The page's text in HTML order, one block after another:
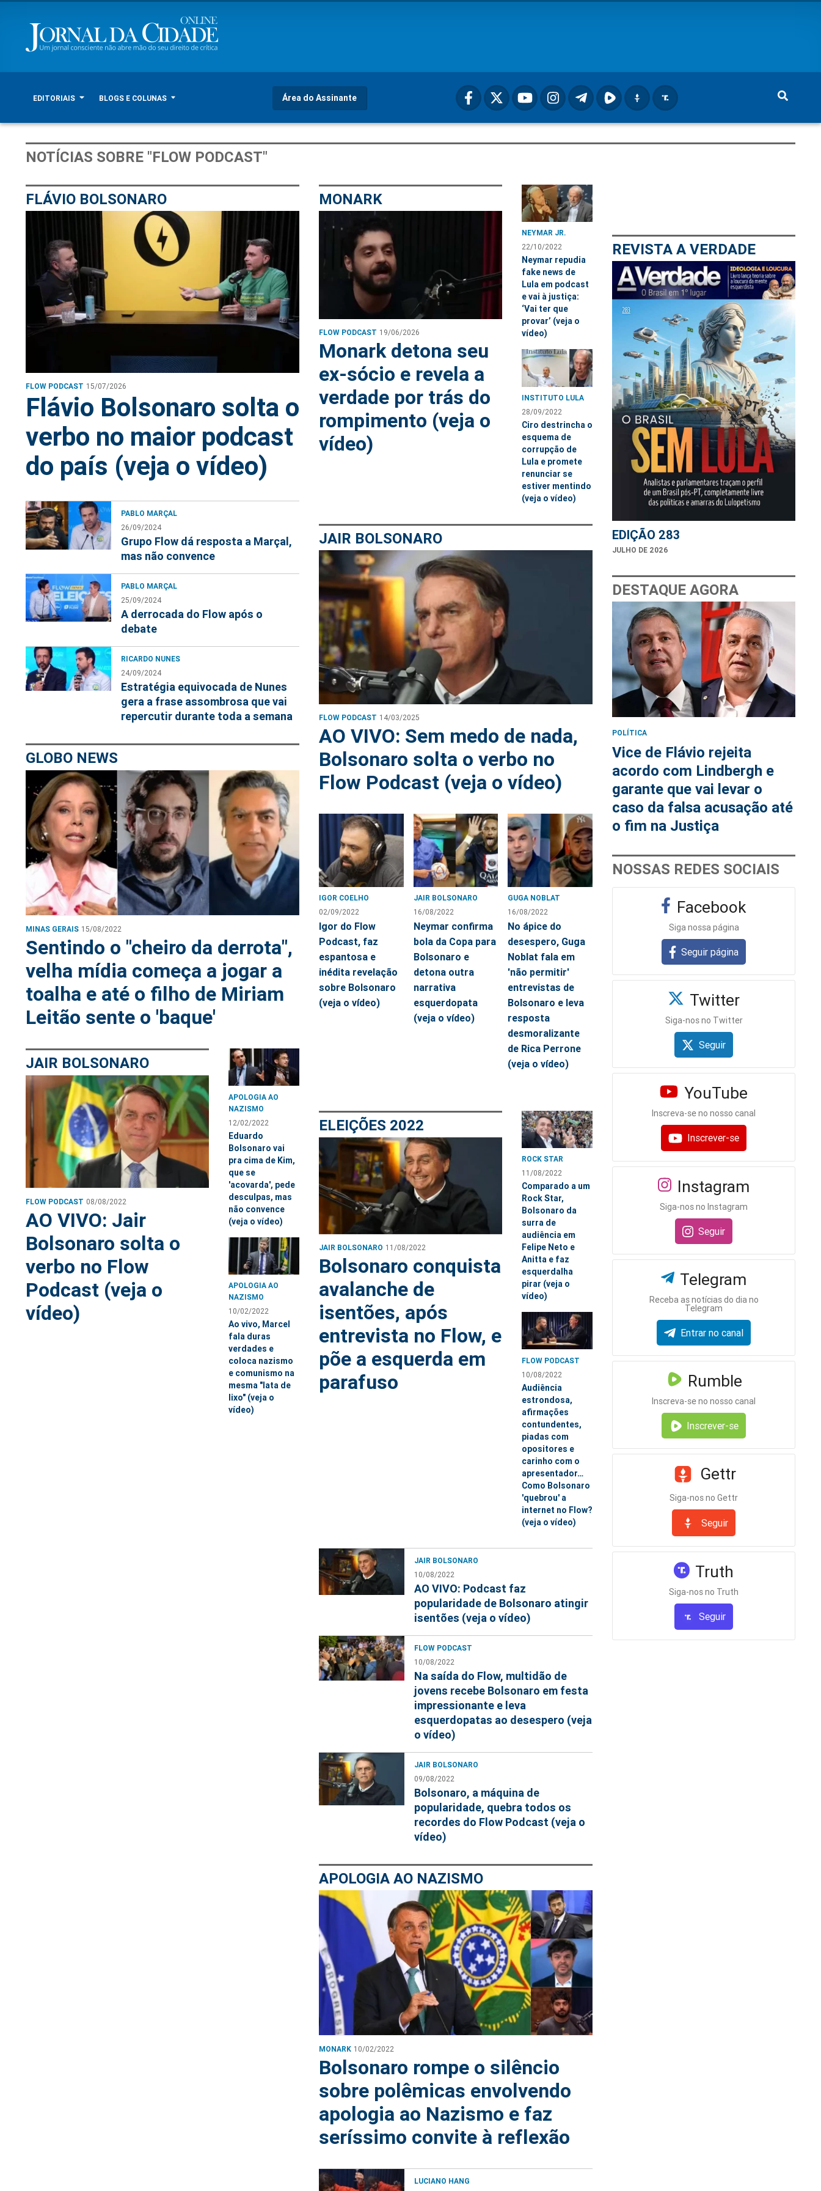
EDITORIAIS BLOGS E COLUNAS Área do Assinante
NOTÍCIAS SOBRE "FLOW PODCAST"
FLÁVIO BOLSONARO
FLOW PODCAST 15/07/2026
Flávio Bolsonaro solta o
verbo no maior podcast
do país (veja o vídeo)
PABLO MARÇAL
26/09/2024
Grupo Flow dá resposta a Marçal,
mas não convence
PABLO MARÇAL
25/09/2024
A derrocada do Flow após o
debate
RICARDO NUNES
24/09/2024
Estratégia equivocada de Nunes
gera a frase assombrosa que vai
repercutir durante toda a semana
GLOBO NEWS
MINAS GERAIS 15/08/2022
Sentindo o "cheiro da derrota",
velha mídia começa a jogar a
toalha e até o filho de Miriam
Leitão sente o 'baque'
JAIR BOLSONARO
FLOW PODCAST 08/08/2022
AO VIVO: Jair
Bolsonaro solta o
verbo no Flow
Podcast (veja o
vídeo)
APOLOGIA AO
NAZISMO
12/02/2022
Eduardo
Bolsonaro vai
pra cima de Kim,
que se
'acovarda', pede
desculpas, mas
não convence
(veja o vídeo)
APOLOGIA AO
NAZISMO
10/02/2022
Ao vivo, Marcel
fala duras
verdades e
coloca nazismo
e comunismo na
mesma "lata de
lixo" (veja o
vídeo)
MONARK
FLOW PODCAST 19/06/2026
Monark detona seu
ex-sócio e revela a
verdade por trás do
rompimento (veja o
vídeo)
NEYMAR JR.
22/10/2022
Neymar repudia
fake news de
Lula em podcast
e vai à justiça:
‘Vai ter que
provar’ (veja o
vídeo)
INSTITUTO LULA
28/09/2022
Ciro destrincha o
esquema de
corrupção de
Lula e promete
renunciar se
estiver mentindo
(veja o vídeo)
JAIR BOLSONARO
FLOW PODCAST 14/03/2025
AO VIVO: Sem medo de nada,
Bolsonaro solta o verbo no
Flow Podcast (veja o vídeo)
IGOR COELHO
02/09/2022
Igor do Flow
Podcast, faz
espantosa e
inédita revelação
sobre Bolsonaro
(veja o vídeo)
JAIR BOLSONARO
16/08/2022
Neymar confirma
bola da Copa para
Bolsonaro e
detona outra
narrativa
esquerdopata
(veja o vídeo)
GUGA NOBLAT
16/08/2022
No ápice do
desespero, Guga
Noblat fala em
'não permitir'
entrevistas de
Bolsonaro e leva
resposta
desmoralizante
de Rica Perrone
(veja o vídeo)
ELEIÇÕES 2022
JAIR BOLSONARO 11/08/2022
Bolsonaro conquista
avalanche de
isentões, após
entrevista no Flow, e
põe a esquerda em
parafuso
ROCK STAR
11/08/2022
Comparado a um
Rock Star,
Bolsonaro da
surra de
audiência em
Felipe Neto e
Anitta e faz
esquerdalha
pirar (veja o
vídeo)
FLOW PODCAST
10/08/2022
Audiência
estrondosa,
afirmações
contundentes,
piadas com
opositores e
carinho com o
apresentador…
Como Bolsonaro
'quebrou' a
internet no Flow?
(veja o vídeo)
JAIR BOLSONARO
10/08/2022
AO VIVO: Podcast faz
popularidade de Bolsonaro atingir
isentões (veja o vídeo)
FLOW PODCAST
10/08/2022
Na saída do Flow, multidão de
jovens recebe Bolsonaro em festa
impressionante e leva
esquerdopatas ao desespero (veja
o vídeo)
JAIR BOLSONARO
09/08/2022
Bolsonaro, a máquina de
popularidade, quebra todos os
recordes do Flow Podcast (veja o
vídeo)
APOLOGIA AO NAZISMO
MONARK 10/02/2022
Bolsonaro rompe o silêncio
sobre polêmicas envolvendo
apologia ao Nazismo e faz
seríssimo convite à reflexão
LUCIANO HANG
REVISTA A VERDADE
EDIÇÃO 283
JULHO DE 2026
DESTAQUE AGORA
POLÍTICA
Vice de Flávio rejeita
acordo com Lindbergh e
garante que vai levar o
caso da falsa acusação até
o fim na Justiça
NOSSAS REDES SOCIAIS
Facebook
Siga nossa página
Seguir página
Twitter
Siga-nos no Twitter
Seguir
YouTube
Inscreva-se no nosso canal
Inscrever-se
Instagram
Siga-nos no Instagram
Seguir
Telegram
Receba as notícias do dia no
Telegram
Entrar no canal
Rumble
Inscreva-se no nosso canal
Inscrever-se
Gettr
Siga-nos no Gettr
Seguir
Truth
Siga-nos no Truth
Seguir